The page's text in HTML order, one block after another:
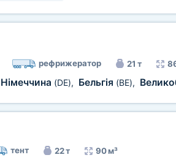
рефрижератор 21 т
Німеччина (DE), Бельгія (BE),
тент 22 т 90 м³